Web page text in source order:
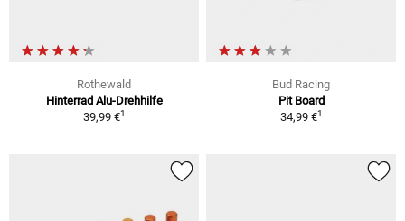
Rothewald
Hinterrad Alu-Drehhilfe
39,99 €1
Bud Racing
Pit Board
34,99 €1